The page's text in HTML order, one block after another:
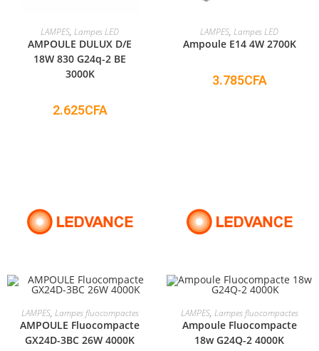
ADD TO CART
LAMPES, Lampes LED
AMPOULE DULUX D/E
18W 830 G24q-2 BE
3000K
2.625CFA
ADD TO CART
LAMPES, Lampes LED
Ampoule E14 4W 2700K
3.785CFA
ADD TO CART
LAMPES, Lampes fluocompactes
AMPOULE Fluocompacte
GX24D-3BC 26W 4000K
ADD TO CART
LAMPES, Lampes fluocompactes
Ampoule Fluocompacte
18w G24Q-2 4000K